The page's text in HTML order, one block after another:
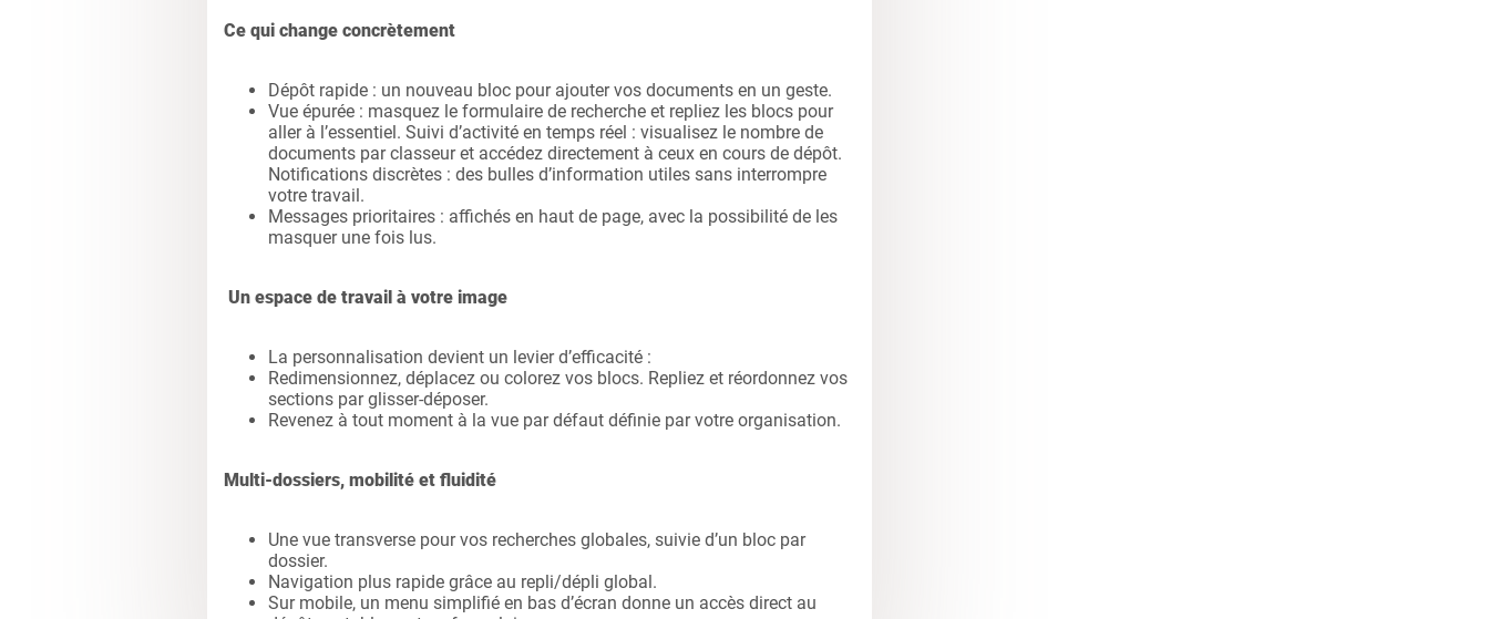
Ce qui change concrètement
Dépôt rapide : un nouveau bloc pour ajouter vos documents en un geste.
Vue épurée : masquez le formulaire de recherche et repliez les blocs pour
aller à l’essentiel. Suivi d’activité en temps réel : visualisez le nombre de
documents par classeur et accédez directement à ceux en cours de dépôt.
Notifications discrètes : des bulles d’information utiles sans interrompre
votre travail.
Messages prioritaires : affichés en haut de page, avec la possibilité de les
masquer une fois lus.
Un espace de travail à votre image
La personnalisation devient un levier d’efficacité :
Redimensionnez, déplacez ou colorez vos blocs. Repliez et réordonnez vos
sections par glisser-déposer.
Revenez à tout moment à la vue par défaut définie par votre organisation.
Multi-dossiers, mobilité et fluidité
Une vue transverse pour vos recherches globales, suivie d’un bloc par
dossier.
Navigation plus rapide grâce au repli/dépli global.
Sur mobile, un menu simplifié en bas d’écran donne un accès direct au